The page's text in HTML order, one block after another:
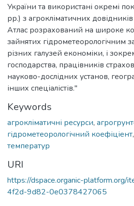
України та використані окремі
рр.) з агрокліматичних
Атлас розрахований на широке
зайнятих гідрометеорологічним
різних галузей економіки, і
господарства, працівників
науково-дослідних установ,
інших спеціалістів."
Keywords
агрокліматичні ресурси,
гідрометеорологічний коефіціент,
температур
URI
https://dspace.organic-
4f2d-9d82-0e0378427065